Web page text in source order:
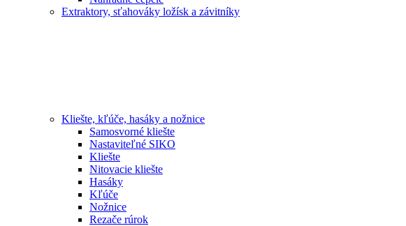
Extraktory, sťahováky ložísk a závitníky
Kliešte, kľúče, hasáky a nožnice
Samosvorné kliešte
Nastaviteľné SIKO
Kliešte
Nitovacie kliešte
Hasáky
Kľúče
Nožnice
Rezače rúrok